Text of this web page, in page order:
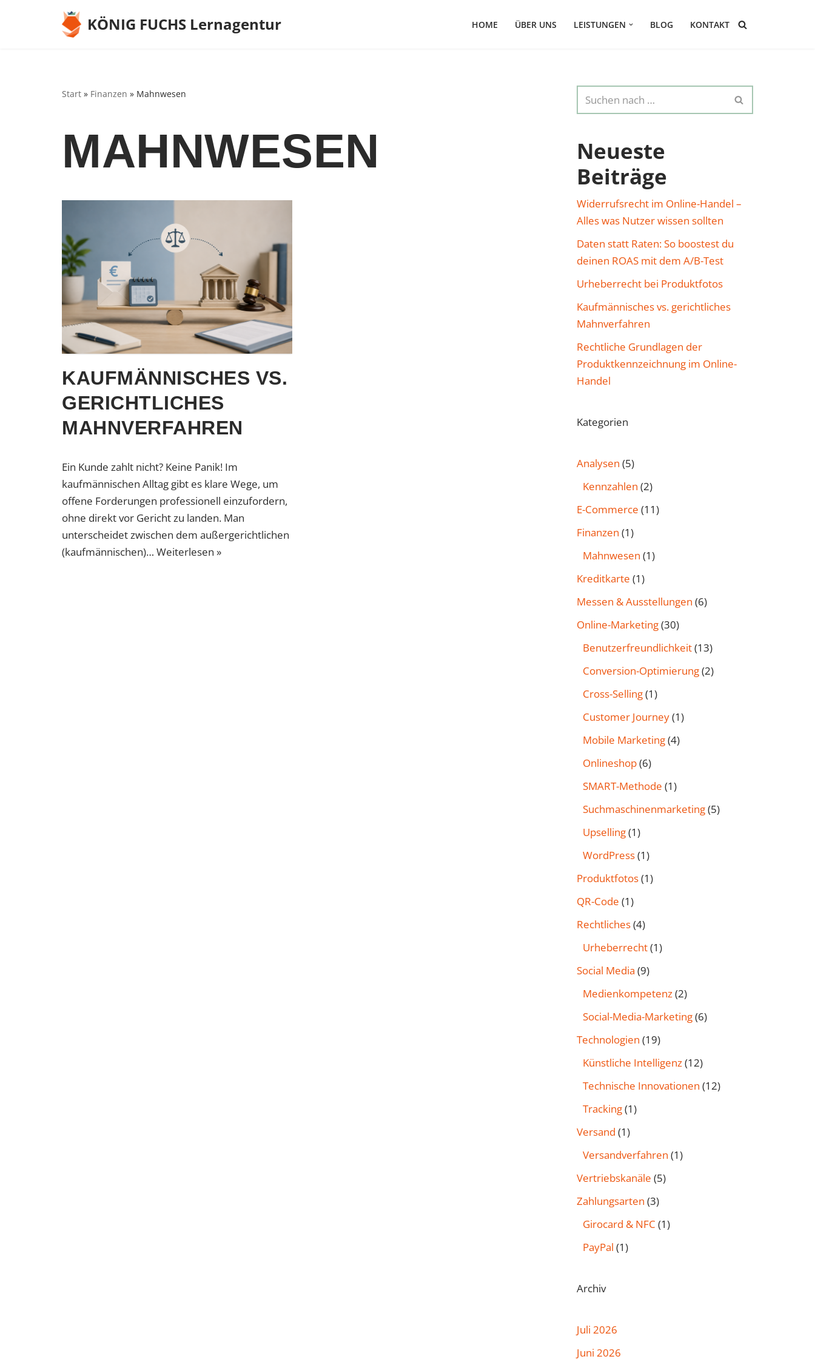
KÖNIG FUCHS Lernagentur HOME ÜBER UNS LEISTUNGEN BLOG KONTAKT
Start » Finanzen » Mahnwesen
MAHNWESEN
KAUFMÄNNISCHES VS.
GERICHTLICHES
MAHNVERFAHREN
Ein Kunde zahlt nicht? Keine Panik! Im
kaufmännischen Alltag gibt es klare Wege, um
offene Forderungen professionell einzufordern,
ohne direkt vor Gericht zu landen. Man
unterscheidet zwischen dem außergerichtlichen
(kaufmännischen)… Weiterlesen »
Neueste
Beiträge
Widerrufsrecht im Online-Handel –
Alles was Nutzer wissen sollten
Daten statt Raten: So boostest du
deinen ROAS mit dem A/B-Test
Urheberrecht bei Produktfotos
Kaufmännisches vs. gerichtliches
Mahnverfahren
Rechtliche Grundlagen der
Produktkennzeichnung im Online-
Handel
Kategorien
Analysen (5)
Kennzahlen (2)
E-Commerce (11)
Finanzen (1)
Mahnwesen (1)
Kreditkarte (1)
Messen & Ausstellungen (6)
Online-Marketing(30)
Benutzer­freund­lichkeit(13)
Conversion-Optimierung(2)
Cross-Selling(1)
Customer Journey(1)
Mobile Marketing(4)
Onlineshop(6)
SMART-Methode (1)
Such­maschinen­marketing(5)
Upselling(1)
WordPress(1)
Produktfotos(1)
QR-Code (1)
Rechtliches(4)
Urheberrecht(1)
Social Media (9)
Medienkompetenz(2)
Social-Media-Marketing(6)
Technologien (19)
Künstliche Intelligenz(12)
Technische Innovationen (12)
Tracking(1)
Versand (1)
Versandverfahren (1)
Vertriebskanäle (5)
Zahlungsarten (3)
Girocard & NFC (1)
PayPal (1)
Archiv
Juli 2026
Juni 2026